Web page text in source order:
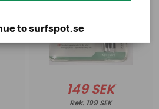
149 SEK
199 SEK
to surfspot.se